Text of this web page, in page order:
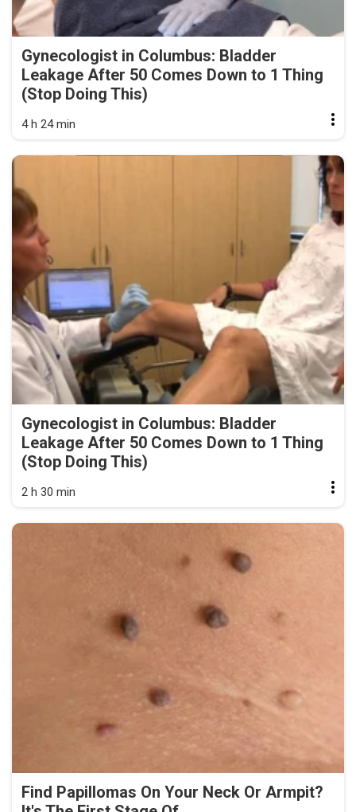
Gynecologist in Columbus: Bladder
Leakage After 50 Comes Down to 1 Thing
(Stop Doing This)
4 h 24 min
Gynecologist in Columbus: Bladder
Leakage After 50 Comes Down to 1 Thing
(Stop Doing This)
2 h 30 min
Find Papillomas On Your Neck Or Armpit?